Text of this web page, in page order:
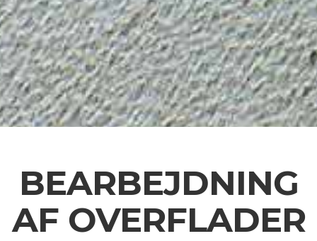
BEARBEJDNING
AF OVERFLADER